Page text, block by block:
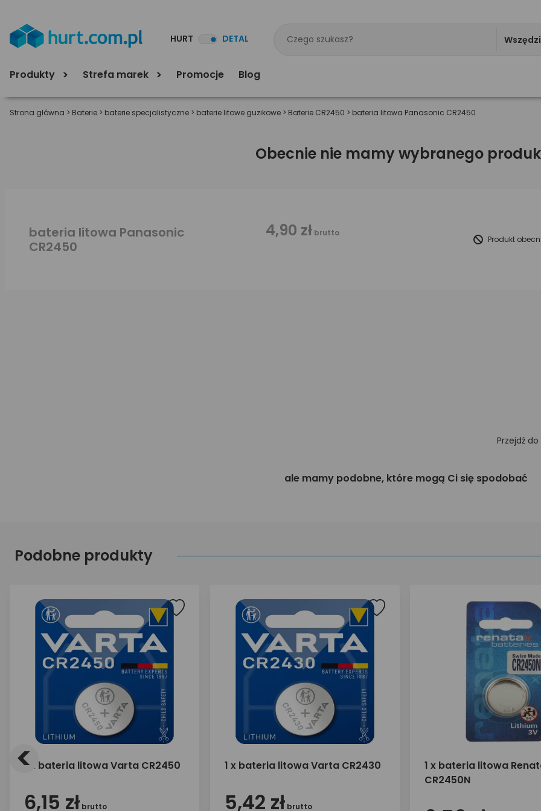
HURT DETAL
Produkty Strefa marek Promocje Blog
Strona główna > Baterie > baterie specjalistyczne > baterie litowe guzikowe > Baterie CR2450 > bateria litowa Panasonic CR2450
Obecnie nie mamy wybranego
bateria litowa Panasonic
CR2450
4,90 zł brutto
Produkt
Przejdź do
ale mamy podobne, które mogą Ci się spodobać
Podobne produkty
1 x bateria litowa Varta CR2450
6,15 zł brutto
1 x bateria litowa Varta CR2430
5,42 zł brutto
1 x bateria litowa
CR2450N
<